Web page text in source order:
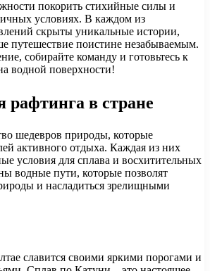
покорить стихийные силы и
условиях. В каждом из
скрыты уникальные истории,
путешествие поистине незабываемым.
собирайте команду и готовьтесь к
водной поверхности!
в стране
шедевров природы, которые
активного отдыха. Каждая из них
условия для сплава и восхитительных
водные пути, которые позволят
и насладиться зрелищными
славится своими яркими порогами и